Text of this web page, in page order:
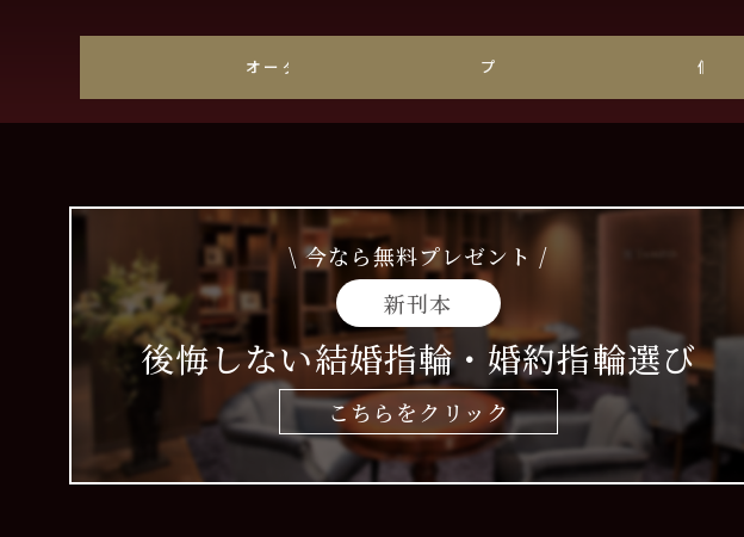
オーダーメイド プラチナ 個性派
\ 今なら無料プレゼント /
新刊本
後悔しない結婚指輪・婚約指輪選び
こちらをクリック